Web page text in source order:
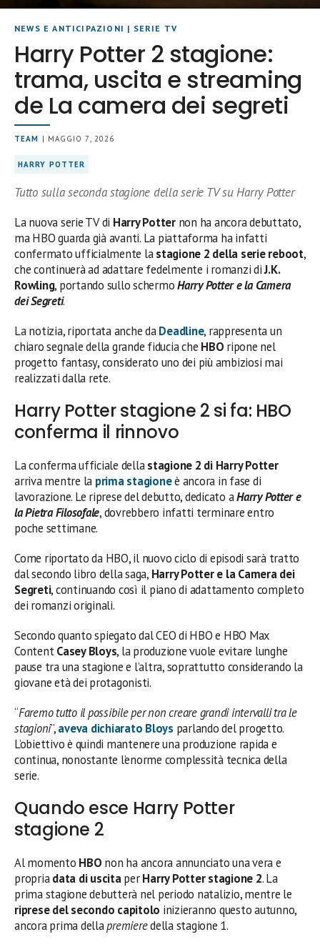
NEWS E ANTICIPAZIONI | SERIE TV
Harry Potter 2 stagione:
trama, uscita e streaming
de La camera dei segreti
TEAM | MAGGIO 7, 2026
HARRY POTTER
Tutto sulla seconda stagione della serie TV su Harry Potter
La nuova serie TV di Harry Potternon ha ancora debuttato,
ma HBO guarda già avanti. La piattaforma ha infatti
confermato ufficialmente lastagione 2 della serie reboot,
che continuerà ad adattare fedelmente i romanzi diJ.K.
Rowling, portando sullo schermoHarry Potter e la Camera
dei Segreti.
La notizia, riportata anche daDeadline, rappresenta un
chiaro segnale della grande fiducia che HBO ripone nel
progetto fantasy, considerato uno dei più ambiziosi mai
realizzati dalla rete.
Harry Potter stagione 2 si fa: HBO
conferma il rinnovo
La conferma ufficiale dellastagione 2 di Harry Potter
arriva mentre la prima stagioneè ancora in fase di
lavorazione. Le riprese del debutto, dedicato aHarry Potter e
la Pietra Filosofale, dovrebbero infatti terminare entro
poche settimane.
Come riportato da HBO, il nuovo ciclo di episodi sarà tratto
dal secondo libro della saga, Harry Potter e la Camera dei
Segreti, continuando così il piano di adattamento completo
dei romanzi originali.
Secondo quanto spiegato dal CEO di HBO e HBO Max
ContentCasey Bloys, la produzione vuole evitare lunghe
pause tra una stagione e l’altra, soprattutto considerando la
giovane età dei protagonisti.
“Faremo tutto il possibile per non creare grandi intervalli tra le
stagioni”,aveva dichiarato Bloys parlando del progetto.
L’obiettivo è quindi mantenere una produzione rapida e
continua, nonostante l’enorme complessità tecnica della
serie.
Quando esce Harry Potter
stagione 2
Al momento HBO non ha ancora annunciato una vera e
propriadata di uscitaperHarry Potter stagione 2. La
prima stagione debutterà nel periodo natalizio, mentre le
riprese del secondo capitolo inizieranno questo autunno,
ancora prima dellapremieredella stagione 1.